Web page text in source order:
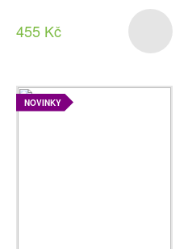
455 Kč
NOVINKY